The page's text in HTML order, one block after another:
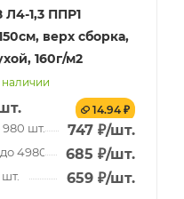
Л4-1,3 ППР1
верх сборка,
160г/м2
наличии
14.94 ₽
980 шт. 747 ₽/шт.
4980 шт.685 ₽/шт.
659 ₽/шт.